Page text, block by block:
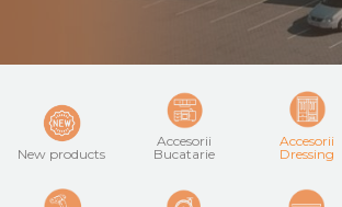
New products
Accesorii
Bucatarie
Accesorii
Dressing